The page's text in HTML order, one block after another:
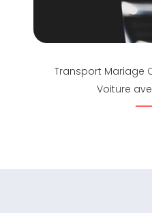
Transport Mariage
Voiture